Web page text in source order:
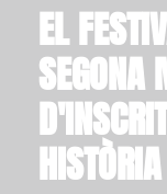
EL
SEGONA
HISTÒRIA